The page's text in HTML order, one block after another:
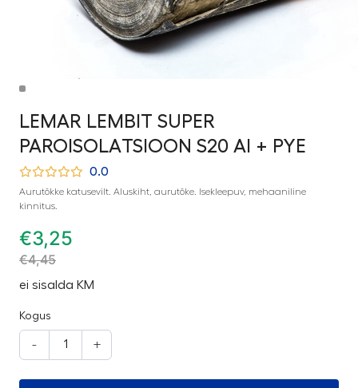
LEMAR LEMBIT SUPER
PAROISOLATSIOON S20 Al + PYE
0.0
Aurutõkke katusevilt. Aluskiht, aurutõke. Isekleepuv, mehaaniline
kinnitus.
€3,25
€4,45
ei sisalda KM
Kogus
- +